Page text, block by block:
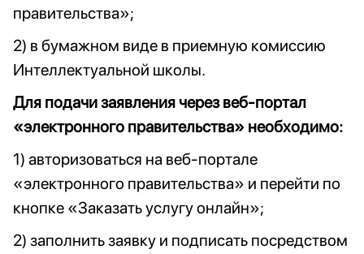
правительства»;
2) в бумажном виде в приемную комиссию
Интеллектуальной школы.
Для подачи заявления через веб-портал
«электронного правительства» необходимо:
1) авторизоваться на веб-портале
«электронного правительства» и перейти по
кнопке «Заказать услугу онлайн»;
2) заполнить заявку и подписать посредством